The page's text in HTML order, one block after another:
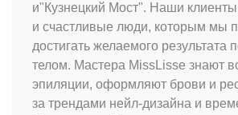
и"Кузнецкий Мост". Наши
и счастливые люди, которым мы
достигать желаемого результата
телом. Мастера MissLisse знают
эпиляции, оформляют брови и
за трендами нейл-дизайна и